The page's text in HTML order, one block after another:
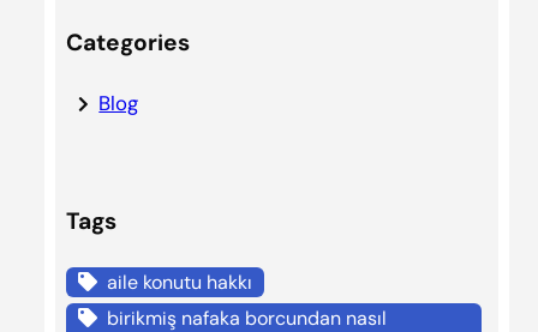
Categories
Blog
Tags
aile konutu hakkı
birikmiş nafaka borcundan nasıl